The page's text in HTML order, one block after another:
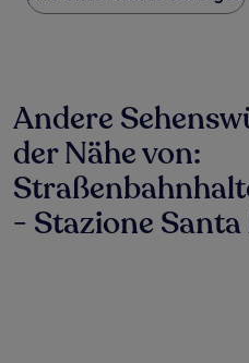
Nacht,
24 Stunden
für
einen
Aufenthalt
mit
1 Übernachtung
von
Andere
der Nähe von:
- Stazione